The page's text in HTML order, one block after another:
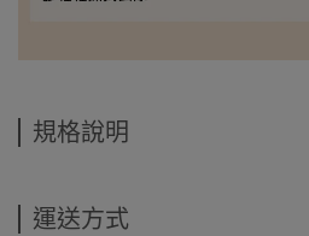
規格說明
運送方式